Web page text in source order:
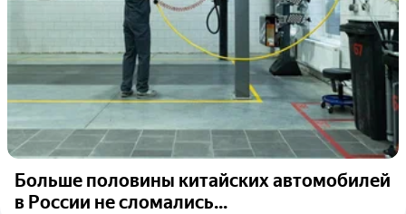
Больше половины китайских автомобилей
в России не сломались...